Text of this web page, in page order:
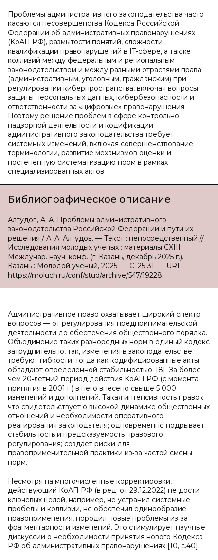
Проблемы административного законодательства часто
касаются несовершенства Кодекса Российской
Федерации об административных правонарушениях
(КоАП РФ), размытости понятий, сложности
квалификации правонарушений в IT-сфере, а также
коллизий между федеральным и региональным
законодательством и между разными отраслями права
(административным, уголовным, гражданским) при
регулировании киберпространства, включая вопросы
защиты персональных данных, кибербезопасности и
ответственности за «цифровые» правонарушения.
Поэтому решение проблем в сфере контрольно-
надзорной деятельности и кодификации
административного законодательства требует
системных изменений, включая совершенствование
терминологии, развитие механизмов оценки и
постепенную систематизацию норм в рамках
специализированных актов.
Библиографическое описание
Алтудов, А. А. Проблемы административного
законодательства Российской Федерации и пути их
решения / А. А. Алтудов. — Текст : непосредственный //
Исследования молодых ученых : материалы CXIII
Междунар. науч. конф. (г. Казань, декабрь 2025 г.). —
Казань : Молодой ученый, 2025. — С. 25-31. — URL:
https://moluch.ru/conf/stud/archive/547/19228.
Административное право охватывает широкий спектр
вопросов — от регулирования предпринимательской
деятельности до обеспечения общественного порядка.
Объединение таких разнородных норм в единый кодекс
затруднительно, так, изменения в законодательстве
требуют гибкости, тогда как кодифицированные акты
обладают определённой стабильностью. [8]. За более
чем 20‑летний период действия КоАП РФ (с момента
принятия в 2001 г.) в него внесено свыше 5 000
изменений и дополнений. Такая интенсивность правок
что свидетельствует о высокой динамике общественных
отношений и необходимости оперативного
реагирования законодателя; одновременно подрывает
стабильность и предсказуемость правового
регулирования; создаёт риски для
правоприменительной практики из‑за частой смены
норм.
Несмотря на многочисленные корректировки,
действующий КоАП РФ (в ред. от 29.12.2022) не достиг
ключевых целей, например, не устранил системные
пробелы и коллизии, не обеспечил единообразие
правоприменения, породил новые проблемы из‑за
фрагментарности изменений. Это стимулирует научные
дискуссии о необходимости принятия нового Кодекса
РФ об административных правонарушениях [10, с.40].